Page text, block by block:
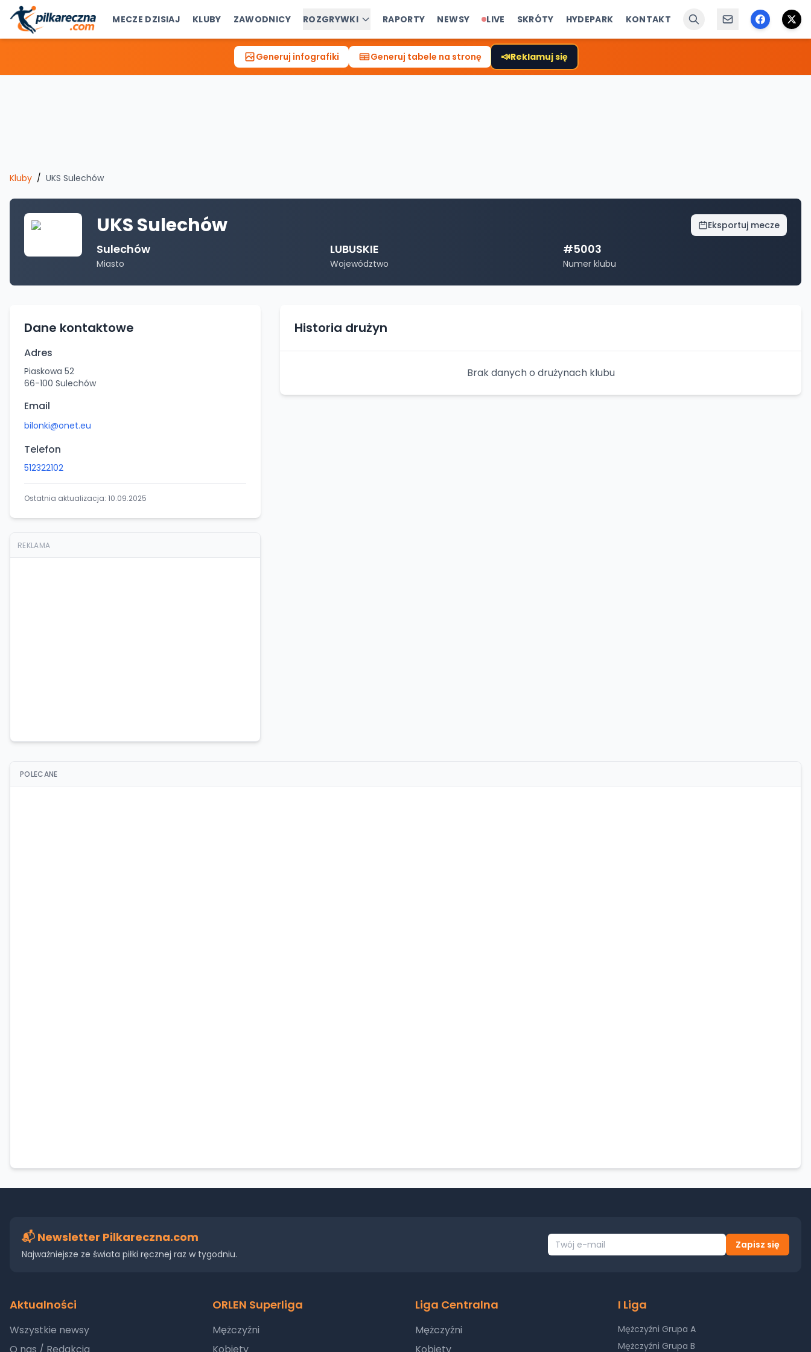
MECZE DZISIAJ KLUBY ZAWODNICY ROZGRYWKI RAPORTY NEWSY LIVE SKRÓTY HYDEPARK KONTAKT
Generuj infografiki Generuj tabele na stronę 📣Reklamuj się
Kluby / UKS Sulechów
UKS Sulechów Eksportuj mecze
Sulechów
Miasto
LUBUSKIE
Województwo
#5003
Numer klubu
Dane kontaktowe
Adres
Piaskowa 52
66-100 Sulechów
Email
bilonki@onet.eu
Telefon
512322102
Ostatnia aktualizacja: 10.09.2025
REKLAMA
Historia drużyn
Brak danych o drużynach klubu
POLECANE
📬 Newsletter Pilkareczna.com
Najważniejsze ze świata piłki ręcznej raz w tygodniu.
Zapisz się
Aktualności
Wszystkie newsy
ORLEN Superliga
Mężczyźni
Liga Centralna
Mężczyźni
I Liga
Mężczyźni Grupa A
Mężczyźni Grupa B